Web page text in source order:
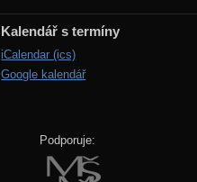
Kalendář s termíny
iCalendar (ics)
Google kalendář
Podporuje: